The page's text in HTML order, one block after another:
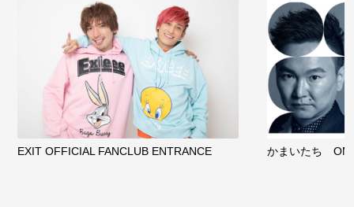
EXIT OFFICIAL FANCLUB ENTRANCE かまいたち